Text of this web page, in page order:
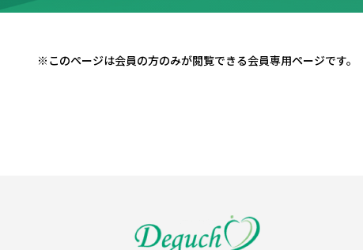
※このページは会員の方のみが閲覧できる会員専用ページです。